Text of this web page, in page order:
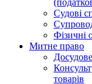
Судові
Фізичні
Митне право
товарів